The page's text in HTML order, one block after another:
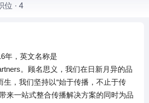
位 · 4
年，英文名称是
。顾名思义，我们在日新月异的品
生，我们坚持以“始于传播，不止于传
来一站式整合传播解决方案的同时为品